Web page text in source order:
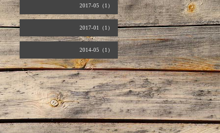
2017-05（1）
2017-01（1）
2014-05（1）